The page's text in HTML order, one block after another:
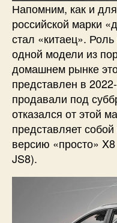
Напомним, как и
российской марки
стал «китаец».
одной модели из
домашнем рынке
представлен в
продавали под
отказался от этой
представляет
версию «просто»
JS8).